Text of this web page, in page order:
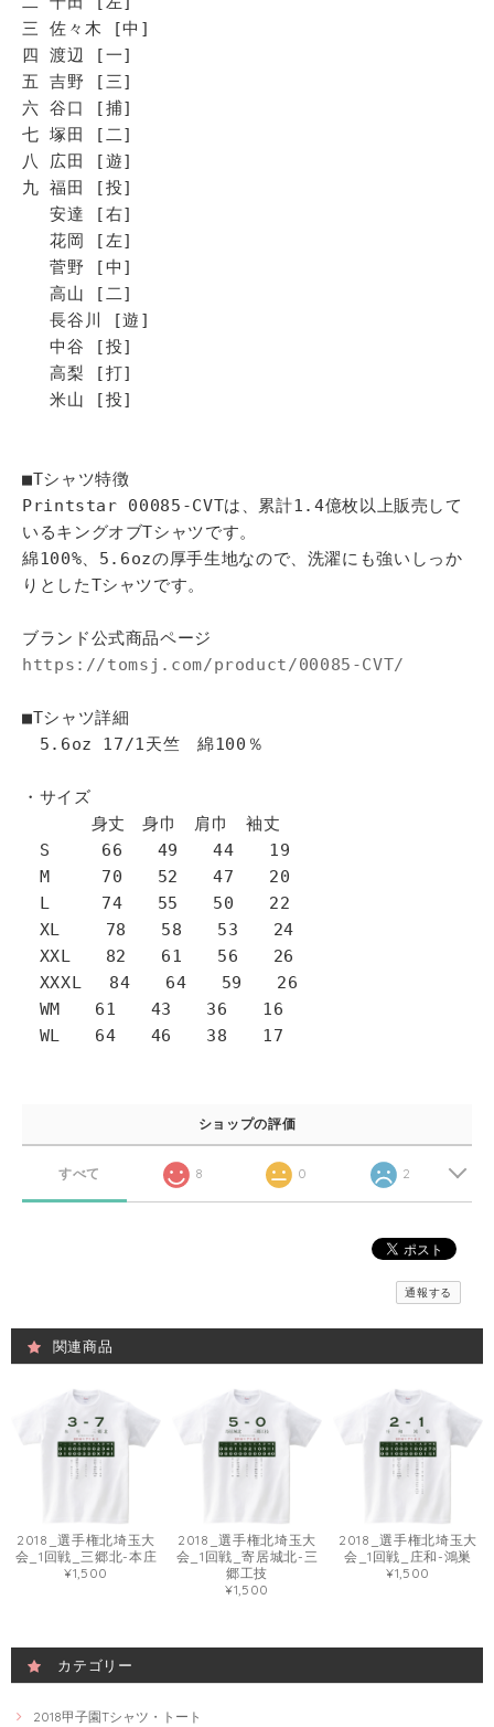
三 佐々木 [中]
四 渡辺 [一]
五 吉野 [三]
六 谷口 [捕]
七 塚田 [二]
八 広田 [遊]
九 福田 [投]
安達 [右]
花岡 [左]
菅野 [中]
高山 [二]
長谷川 [遊]
中谷 [投]
高梨 [打]
米山 [投]
■Tシャツ特徴
Printstar 00085-CVTは、累計1.4億枚以上販売して
いるキングオブTシャツです。
綿100%、5.6ozの厚手生地なので、洗濯にも強いしっか
りとしたTシャツです。
ブランド公式商品ページ
https://tomsj.com/product/00085-CVT/
■Tシャツ詳細
5.6oz 17/1天竺 綿100％
・サイズ
身丈 身巾 肩巾 袖丈
S 66 49 44 19
M 70 52 47 20
L 74 55 50 22
XL 78 58 53 24
XXL 82 61 56 26
XXXL 84 64 59 26
WM 61 43 36 16
WL 64 46 38 17
ショップの評価
すべて 8 0 2
通報する
関連商品
2018_選手権北埼玉大
会_1回戦_三郷北-本庄
¥1,500
2018_選手権北埼玉大
会_1回戦_寄居城北-三
郷工技
¥1,500
2018_選手権北埼玉大
会_1回戦_庄和-鴻巣
¥1,500
カテゴリー
2018甲子園Tシャツ・トート